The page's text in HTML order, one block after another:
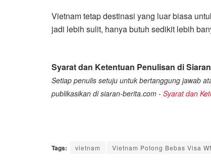
Vietnam tetap destinasi yang luar biasa
jadi lebih sulit, hanya butuh sedikit lebih
Syarat dan Ketentuan Penulisan di
Setiap penulis setuju untuk bertanggung jawab
publikasikan di siaran-berita.com - Syarat dan
Tags: vietnam Vietnam Potong Bebas Visa